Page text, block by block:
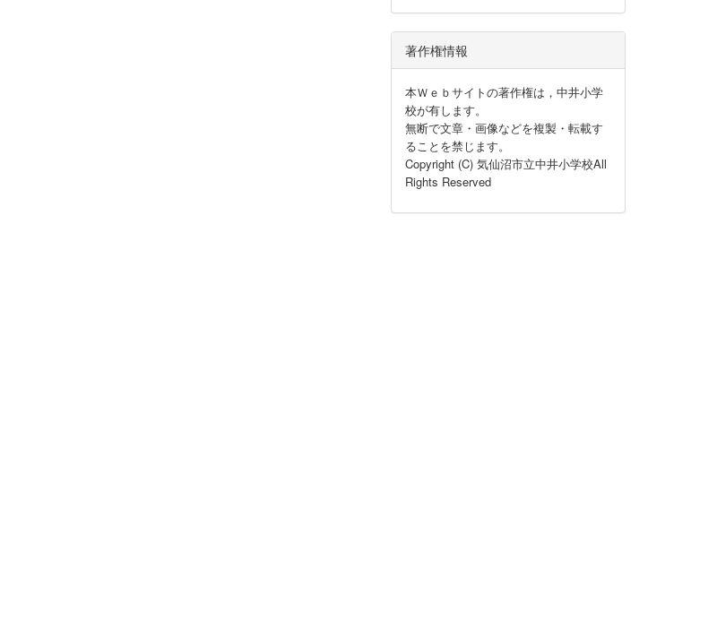
著作権情報
本Ｗｅｂサイトの著作権は，中井小学
校が有します。
無断で文章・画像などを複製・転載す
ることを禁じます。
Copyright (C) 気仙沼市立中井小学校All
Rights Reserved